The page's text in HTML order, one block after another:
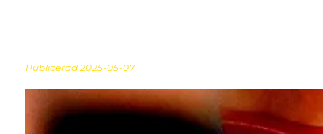
Publicerad 2025-05-07